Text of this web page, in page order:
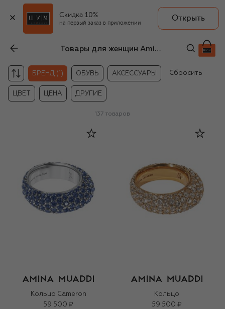
Скидка 10%
на первый заказ в приложении
Открыть
Товары для женщин Amina Muaddi
БРЕНД (1) ОБУВЬ АКСЕССУАРЫ Сбросить
ЦВЕТ ЦЕНА ДРУГИЕ
137 товаров
Кольцо Cameron
59 500 ₽
Кольцо
59 500 ₽